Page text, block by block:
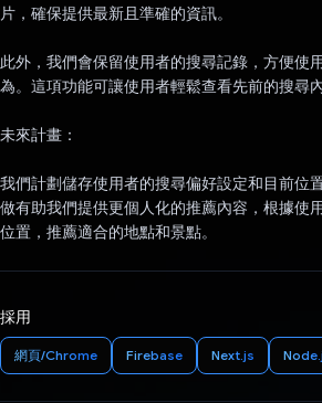
片，確保提供最新且準確的資訊。
此外，我們會保留使用者的搜尋記錄，方便使
為。這項功能可讓使用者輕鬆查看先前的搜尋
未來計畫：
我們計劃儲存使用者的搜尋偏好設定和目前位
做有助我們提供更個人化的推薦內容，根據使
位置，推薦適合的地點和景點。
採用
網頁/Chrome Firebase Next.js